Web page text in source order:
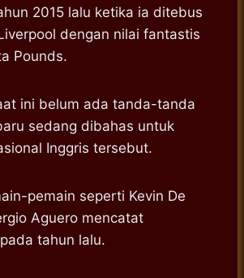
2015 lalu ketika ia ditebus
dengan nilai fantastis
Pounds.
ini belum ada tanda-tanda
sedang dibahas untuk
Inggris tersebut.
pemain seperti Kevin De
Aguero mencatat
tahun lalu.